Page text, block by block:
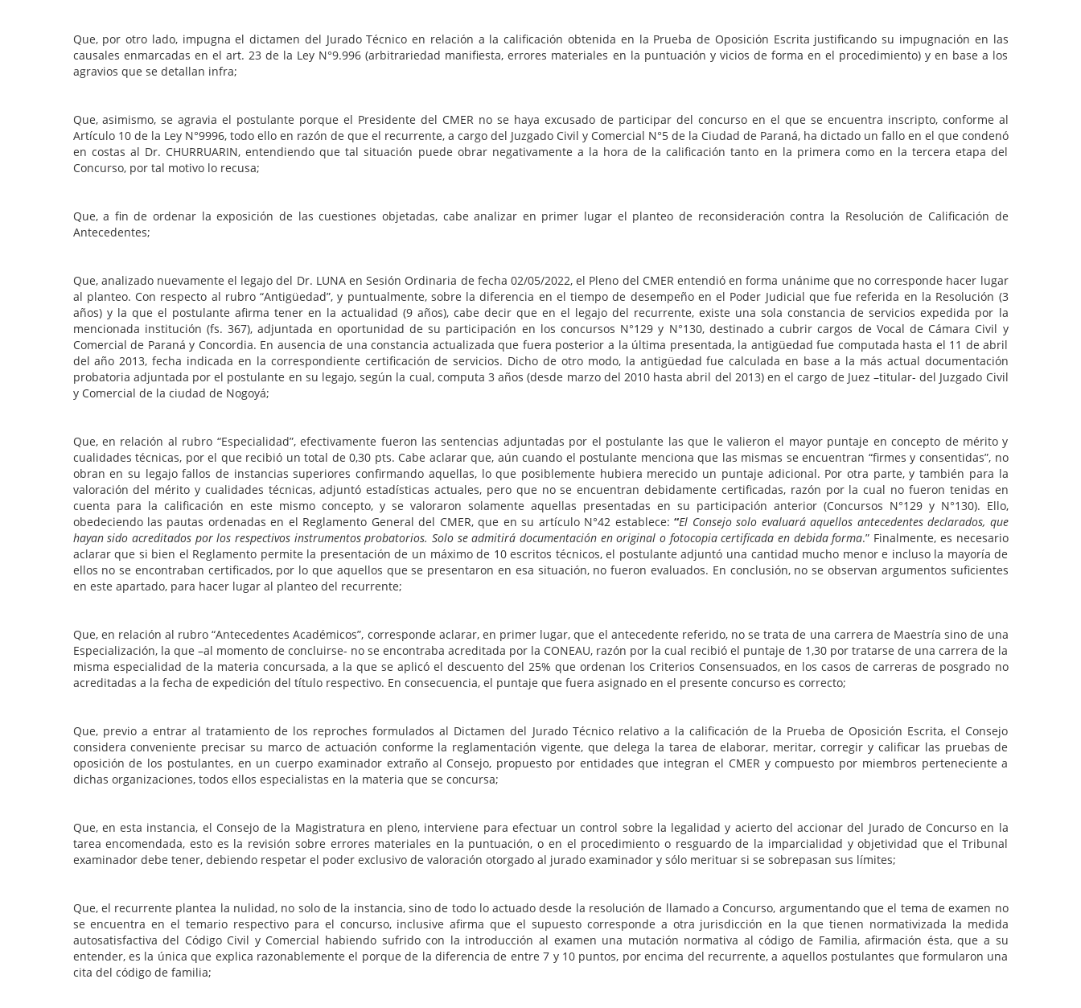
Que, por otro lado, impugna el dictamen del Jurado Técnico en relación a la calificación obtenida en la Prueba de Oposición Escrita justificando su impugnación en las
causales enmarcadas en el art. 23 de la Ley N°9.996 (arbitrariedad manifiesta, errores materiales en la puntuación y vicios de forma en el procedimiento) y en base a los
agravios que se detallan infra;
Que, asimismo, se agravia el postulante porque el Presidente del CMER no se haya excusado de participar del concurso en el que se encuentra inscripto, conforme al
Artículo 10 de la Ley N°9996, todo ello en razón de que el recurrente, a cargo del Juzgado Civil y Comercial N°5 de la Ciudad de Paraná, ha dictado un fallo en el que condenó
en costas al Dr. CHURRUARIN, entendiendo que tal situación puede obrar negativamente a la hora de la calificación tanto en la primera como en la tercera etapa del
Concurso, por tal motivo lo recusa;
Que, a fin de ordenar la exposición de las cuestiones objetadas, cabe analizar en primer lugar el planteo de reconsideración contra la Resolución de Calificación de
Antecedentes;
Que, analizado nuevamente el legajo del Dr. LUNA en Sesión Ordinaria de fecha 02/05/2022, el Pleno del CMER entendió en forma unánime que no corresponde hacer lugar
al planteo. Con respecto al rubro “Antigüedad”, y puntualmente, sobre la diferencia en el tiempo de desempeño en el Poder Judicial que fue referida en la Resolución (3
años) y la que el postulante afirma tener en la actualidad (9 años), cabe decir que en el legajo del recurrente, existe una sola constancia de servicios expedida por la
mencionada institución (fs. 367), adjuntada en oportunidad de su participación en los concursos N°129 y N°130, destinado a cubrir cargos de Vocal de Cámara Civil y
Comercial de Paraná y Concordia. En ausencia de una constancia actualizada que fuera posterior a la última presentada, la antigüedad fue computada hasta el 11 de abril
del año 2013, fecha indicada en la correspondiente certificación de servicios. Dicho de otro modo, la antigüedad fue calculada en base a la más actual documentación
probatoria adjuntada por el postulante en su legajo, según la cual, computa 3 años (desde marzo del 2010 hasta abril del 2013) en el cargo de Juez –titular- del Juzgado Civil
y Comercial de la ciudad de Nogoyá;
Que, en relación al rubro “Especialidad”, efectivamente fueron las sentencias adjuntadas por el postulante las que le valieron el mayor puntaje en concepto de mérito y
cualidades técnicas, por el que recibió un total de 0,30 pts. Cabe aclarar que, aún cuando el postulante menciona que las mismas se encuentran “firmes y consentidas”, no
obran en su legajo fallos de instancias superiores confirmando aquellas, lo que posiblemente hubiera merecido un puntaje adicional. Por otra parte, y también para la
valoración del mérito y cualidades técnicas, adjuntó estadísticas actuales, pero que no se encuentran debidamente certificadas, razón por la cual no fueron tenidas en
cuenta para la calificación en este mismo concepto, y se valoraron solamente aquellas presentadas en su participación anterior (Concursos N°129 y N°130). Ello,
obedeciendo las pautas ordenadas en el Reglamento General del CMER, que en su artículo N°42 establece:“El Consejo solo evaluará aquellos antecedentes declarados, que
hayan sido acreditados por los respectivos instrumentos probatorios. Solo se admitirá documentación en original o fotocopia certificada en debida forma.” Finalmente, es necesario
aclarar que si bien el Reglamento permite la presentación de un máximo de 10 escritos técnicos, el postulante adjuntó una cantidad mucho menor e incluso la mayoría de
ellos no se encontraban certificados, por lo que aquellos que se presentaron en esa situación, no fueron evaluados. En conclusión, no se observan argumentos suficientes
en este apartado, para hacer lugar al planteo del recurrente;
Que, en relación al rubro “Antecedentes Académicos”, corresponde aclarar, en primer lugar, que el antecedente referido, no se trata de una carrera de Maestría sino de una
Especialización, la que –al momento de concluirse- no se encontraba acreditada por la CONEAU, razón por la cual recibió el puntaje de 1,30 por tratarse de una carrera de la
misma especialidad de la materia concursada, a la que se aplicó el descuento del 25% que ordenan los Criterios Consensuados, en los casos de carreras de posgrado no
acreditadas a la fecha de expedición del título respectivo. En consecuencia, el puntaje que fuera asignado en el presente concurso es correcto;
Que, previo a entrar al tratamiento de los reproches formulados al Dictamen del Jurado Técnico relativo a la calificación de la Prueba de Oposición Escrita, el Consejo
considera conveniente precisar su marco de actuación conforme la reglamentación vigente, que delega la tarea de elaborar, meritar, corregir y calificar las pruebas de
oposición de los postulantes, en un cuerpo examinador extraño al Consejo, propuesto por entidades que integran el CMER y compuesto por miembros perteneciente a
dichas organizaciones, todos ellos especialistas en la materia que se concursa;
Que, en esta instancia, el Consejo de la Magistratura en pleno, interviene para efectuar un control sobre la legalidad y acierto del accionar del Jurado de Concurso en la
tarea encomendada, esto es la revisión sobre errores materiales en la puntuación, o en el procedimiento o resguardo de la imparcialidad y objetividad que el Tribunal
examinador debe tener, debiendo respetar el poder exclusivo de valoración otorgado al jurado examinador y sólo merituar si se sobrepasan sus límites;
Que, el recurrente plantea la nulidad, no solo de la instancia, sino de todo lo actuado desde la resolución de llamado a Concurso, argumentando que el tema de examen no
se encuentra en el temario respectivo para el concurso, inclusive afirma que el supuesto corresponde a otra jurisdicción en la que tienen normativizada la medida
autosatisfactiva del Código Civil y Comercial habiendo sufrido con la introducción al examen una mutación normativa al código de Familia, afirmación ésta, que a su
entender, es la única que explica razonablemente el porque de la diferencia de entre 7 y 10 puntos, por encima del recurrente, a aquellos postulantes que formularon una
cita del código de familia;